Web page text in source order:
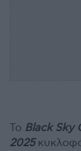
Το Black Sky
2025